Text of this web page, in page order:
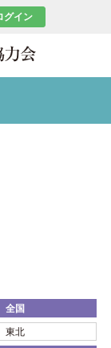
グイン
全国
東北